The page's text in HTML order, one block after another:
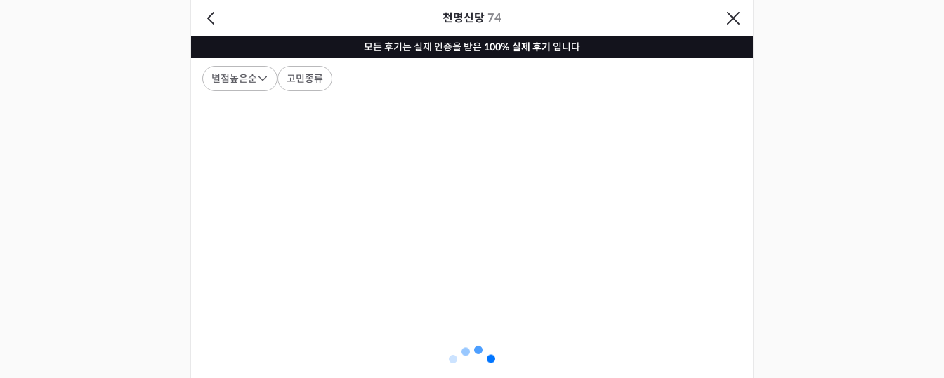
천명신당 74
모든 후기는 실제 인증을 받은 100% 실제 후기 입니다
별점높은순 고민종류